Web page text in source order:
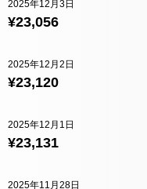
¥23,056
2025年12月3日
¥23,120
2025年12月2日
¥23,131
2025年12月1日
2025年11月28日